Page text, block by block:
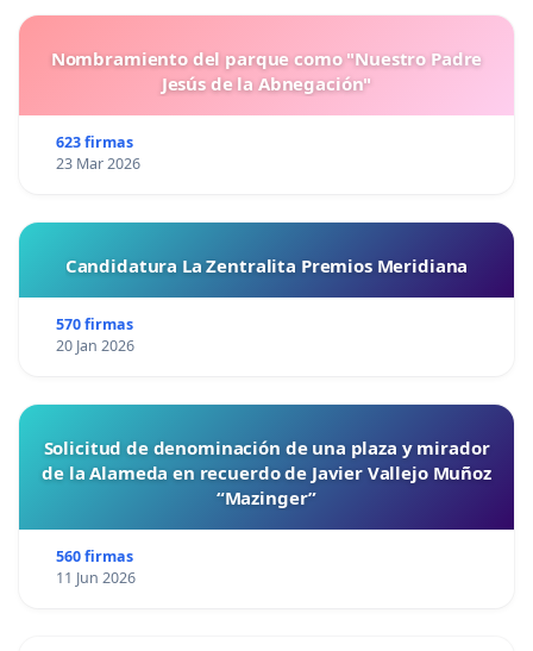
Nombramiento del parque como "Nuestro Padre
Jesús de la Abnegación"
623 firmas
23 Mar 2026
Candidatura La Zentralita Premios Meridiana
570 firmas
20 Jan 2026
Solicitud de denominación de una plaza y mirador
de la Alameda en recuerdo de Javier Vallejo Muñoz
“Mazinger”
560 firmas
11 Jun 2026